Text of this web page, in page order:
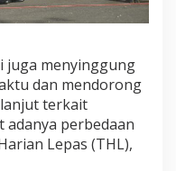
juga menyinggung
dan mendorong
terkait
perbedaan
Lepas (THL),